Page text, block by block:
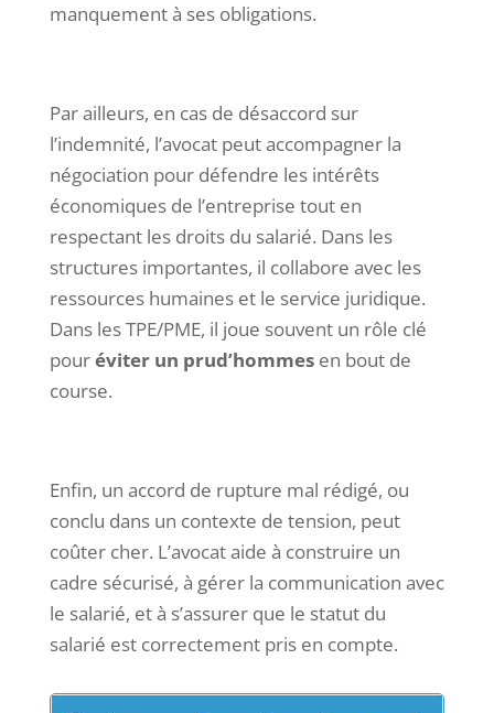
manquement à ses obligations.
Par ailleurs, en cas de désaccord sur
l’indemnité, l’avocat peut accompagner la
négociation pour défendre les intérêts
économiques de l’entreprise tout en
respectant les droits du salarié. Dans les
structures importantes, il collabore avec les
ressources humaines et le service juridique.
Dans les TPE/PME, il joue souvent un rôle clé
pouréviter un prud’hommesen bout de
course.
Enfin, un accord de rupture mal rédigé, ou
conclu dans un contexte de tension, peut
coûter cher. L’avocat aide à construire un
cadre sécurisé, à gérer la communication avec
le salarié, et à s’assurer que le statut du
salarié est correctement pris en compte.